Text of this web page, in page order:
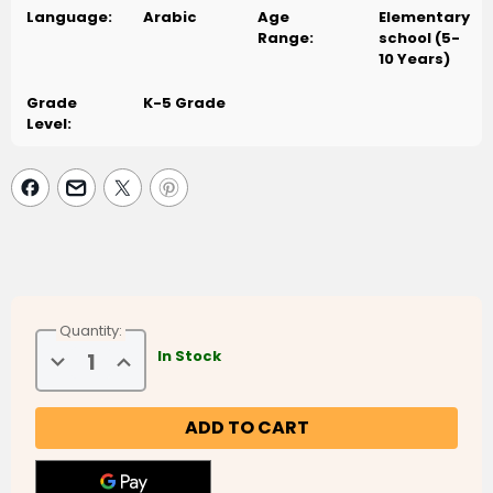
Language: Arabic
Age
Range:
Elementary
school (5-
10 Years)
Grade
Level:
K-5 Grade
Quantity:
Decrease
Quantity
of
How
Vacation
-
Increase
Quantity
of
How
Vacation
-
ما
In Stock